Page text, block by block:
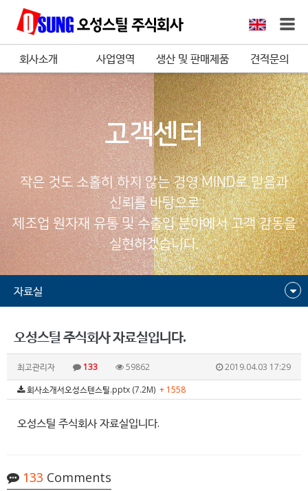
회사소개 사업영역 생산 및 판매제품 견적문의
고객센터
작은 것도 소홀히 하지 않는 경영 MIND로 믿음과
신뢰를 바탕으로
제조업 원자재 유통 및 수출입 분야에서 고객 감동을
실현하겠습니다.
자료실
오성스틸 주식회사 자료실입니다.
최고관리자 133 59862
2019.04.03 17:29
회사소개서오성스텐스틸.pptx (7.2M) + 1558
오성스틸 주식회사 자료실입니다.
133 Comments